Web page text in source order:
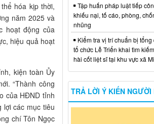
hóa kịp thời,
năm 2025 và
hoạt động của
hiệu quả hoạt
kiện toàn Ủy
“Thành công
của HĐND tỉnh
lợi các mục tiêu
chí Tôn Ngọc
Tập huấn pháp luật tiếp
khiếu nại, tố cáo, phòng,
nhũng
Kiểm tra vị trí chuẩn bị tổng
tổ chức Lễ Triển khai tìm
hài cốt liệt sĩ tại khu vực xã
TRẢ LỜI Ý KIẾN NGƯỜI